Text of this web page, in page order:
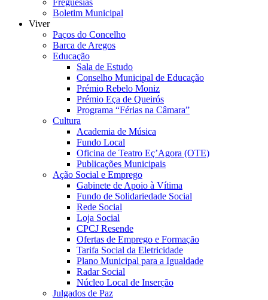
Freguesias
Boletim Municipal
Viver
Paços do Concelho
Barca de Aregos
Educação
Sala de Estudo
Conselho Municipal de Educação
Prémio Rebelo Moniz
Prémio Eça de Queirós
Programa “Férias na Câmara”
Cultura
Academia de Música
Fundo Local
Oficina de Teatro Eç’Agora (OTE)
Publicações Municipais
Ação Social e Emprego
Gabinete de Apoio à Vítima
Fundo de Solidariedade Social
Rede Social
Loja Social
CPCJ Resende
Ofertas de Emprego e Formação
Tarifa Social da Eletricidade
Plano Municipal para a Igualdade
Radar Social
Núcleo Local de Inserção
Julgados de Paz